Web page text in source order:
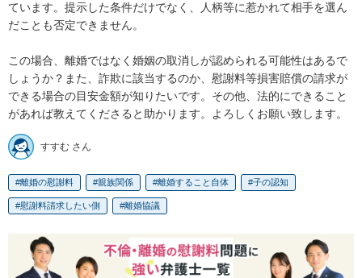
ています。提示した条件だけでなく、人柄等に惹かれて相手を選ん
だことも否定できません。
この場合、離婚ではなく婚姻の取消しが認められる可能性はあるで
しょうか？また、詐欺に該当するのか、慰謝料等損害賠償の請求が
できる場合の目安金額が知りたいです。その他、法的にできること
があれば教えてくださると助かります。よろしくお願い致します。
すすむ さん
離婚の慰謝料 親族関係 離婚すること自体 子の認知
慰謝料請求したい側 離婚協議